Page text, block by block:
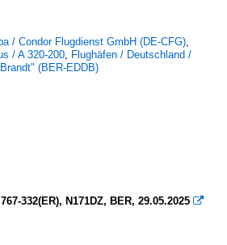
/ Condor Flugdienst GmbH (DE-CFG),
/ A 320-200, Flughäfen / Deutschland /
(BER-EDDB)
332(ER), N171DZ, BER, 29.05.2025 